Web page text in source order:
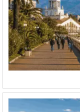
Круизы